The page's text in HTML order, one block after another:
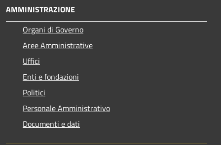
AMMINISTRAZIONE
Organi di Governo
Aree Amministrative
Uffici
Enti e fondazioni
Politici
Personale Amministrativo
Documenti e dati